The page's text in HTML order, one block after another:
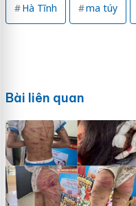
Hà Tĩnh ma túy
Bài liên quan